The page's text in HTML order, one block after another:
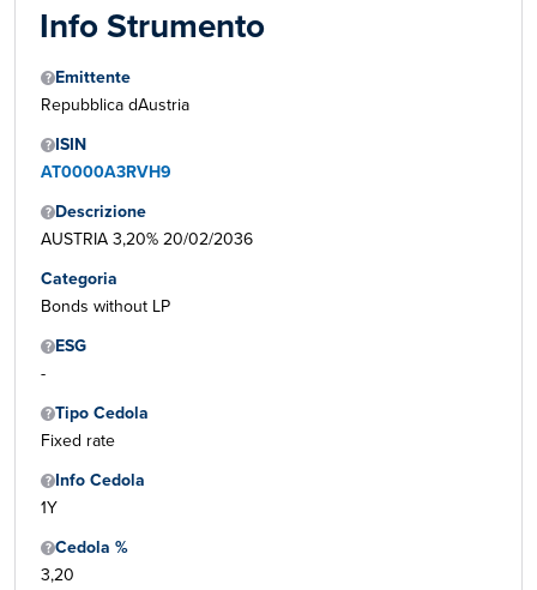
Info Strumento
Emittente
Repubblica dAustria
ISIN
AT0000A3RVH9
Descrizione
AUSTRIA 3,20% 20/02/2036
Categoria
Bonds without LP
ESG
-
Tipo Cedola
Fixed rate
Info Cedola
1Y
Cedola %
3,20